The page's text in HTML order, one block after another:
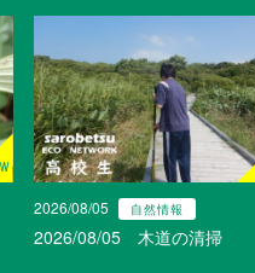
2026/08/05 自然情報
2026/08/05 木道の清掃